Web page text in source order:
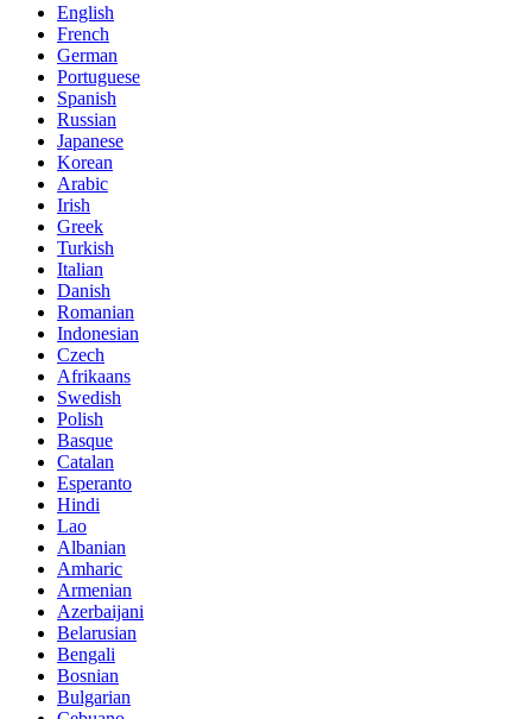
English
French
German
Portuguese
Spanish
Russian
Japanese
Korean
Arabic
Irish
Greek
Turkish
Italian
Danish
Romanian
Indonesian
Czech
Afrikaans
Swedish
Polish
Basque
Catalan
Esperanto
Hindi
Lao
Albanian
Amharic
Armenian
Azerbaijani
Belarusian
Bengali
Bosnian
Bulgarian